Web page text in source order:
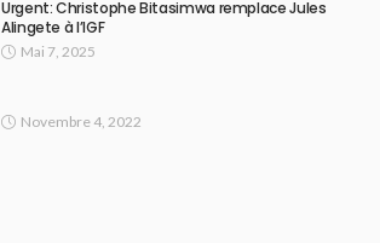
Urgent: Christophe Bitasimwa remplace Jules
Alingete à l’IGF
Mai 7, 2025
Novembre 4, 2022